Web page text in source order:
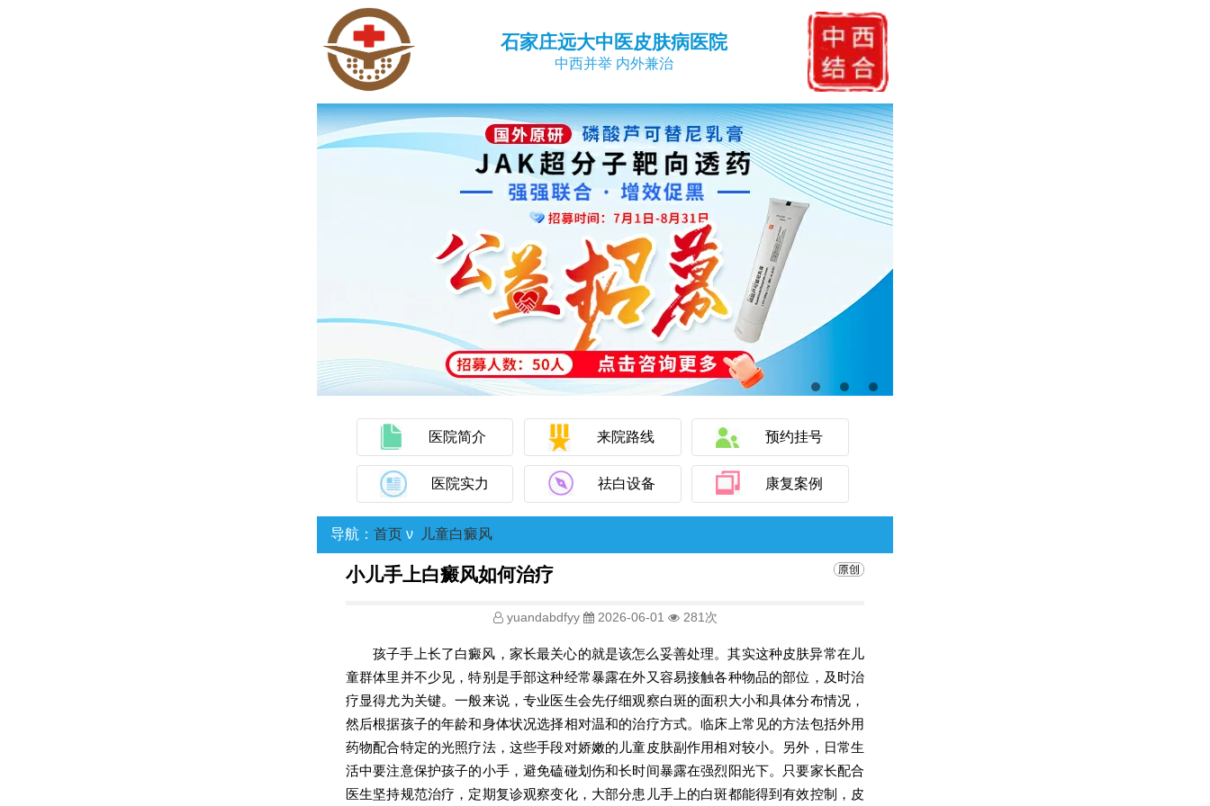
石家庄远大中医皮肤病医院
中西并举 内外兼治
医院简介 来院路线 预约挂号
医院实力 祛白设备 康复案例
导航： 首页 ν 儿童白癜风
小儿手上白癜风如何治疗
yuandabdfyy 2026-06-01 281次
孩子手上长了白癜风，家长最关心的就是该怎么妥善处理。其实这种皮肤异常在儿
童群体里并不少见，特别是手部这种经常暴露在外又容易接触各种物品的部位，及时治
疗显得尤为关键。一般来说，专业医生会先仔细观察白斑的面积大小和具体分布情况，
然后根据孩子的年龄和身体状况选择相对温和的治疗方式。临床上常见的方法包括外用
药物配合特定的光照疗法，这些手段对娇嫩的儿童皮肤副作用相对较小。另外，日常生
活中要注意保护孩子的小手，避免磕碰划伤和长时间暴露在强烈阳光下。只要家长配合
医生坚持规范治疗，定期复诊观察变化，大部分患儿手上的白斑都能得到有效控制，皮